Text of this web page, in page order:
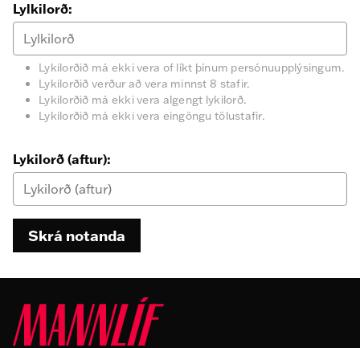
Lylkilorð:
Lykilorðið má ekki vera of líkt þínum persónuupplýsingum.
Lykilorðið verður að vera minnst 8 stafir.
Lykilorðið má ekki vera algengt lykilorð.
Lykilorðið má ekki vera eingöngu tölustafir.
Lykilorð (aftur):
Skrá notanda